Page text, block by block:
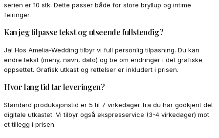
serien er 10 stk. Dette passer både for store bryllup og intime
feiringer.
Kan jeg tilpasse tekst og utseende fullstendig?
Ja! Hos Amelia-Wedding tilbyr vi full personlig tilpasning. Du kan
endre tekst (meny, navn, dato) og be om endringer i det grafiske
oppsettet. Grafisk utkast og rettelser er inkludert i prisen.
Hvor lang tid tar leveringen?
Standard produksjonstid er 5 til 7 virkedager fra du har godkjent det
digitale utkastet. Vi tilbyr også ekspresservice (3-4 virkedager) mot
et tillegg i prisen.